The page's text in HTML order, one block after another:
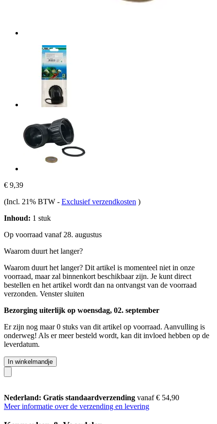
€ 9,39
(Incl. 21% BTW - Exclusief verzendkosten )
Inhoud: 1 stuk
Op voorraad vanaf 28. augustus
Waarom duurt het langer?
Waarom duurt het langer? Dit artikel is momenteel niet in onze
voorraad, maar zal binnenkort beschikbaar zijn. Je kunt direct
bestellen en het artikel wordt dan na ontvangst van de voorraad
verzonden. Venster sluiten
Bezorging uiterlijk op woensdag, 02. september
Er zijn nog maar 0 stuks van dit artikel op voorraad. Aanvulling is
onderweg! Als er meer besteld wordt, kan dit invloed hebben op de
leverdatum.
In winkelmandje
Nederland: Gratis standaardverzending vanaf € 54,90
Meer informatie over de verzending en levering